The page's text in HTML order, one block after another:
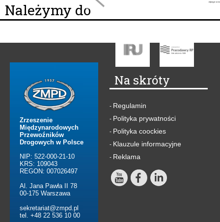
Należymy do
Zrzeszenie
Międzynarodowych
Przewoźników
Drogowych w Polsce
NIP: 522-000-21-10
KRS: 109043
REGON: 007026497
Al. Jana Pawła II 78
00-175 Warszawa
sekretariat@zmpd.pl
tel. +48 22 536 10 00
Na skróty
- Regulamin
- Polityka prywatności
- Polityka coockies
- Klauzule informacyjne
- Reklama